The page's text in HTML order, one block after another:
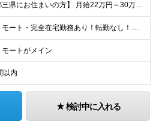
【一都三県にお住まいの方】 月給22万円～30万円+インセンティブ ※経験・能力を考慮して決定。経験がある場合は、スキルに応じた月給額でスタートします。 ※上記には固定残業代（10時間分／15,000
＼＼リモート・完全在宅勤務あり！転勤なし！／／ ★47都道府県の好きな地域で働けます◎ ★本社は渋谷駅徒歩5分の好立地です！ □リモート・フルリモートも選択可能です！ └将来的には「お気に入りのカフ
モートがメイン
以内
検討中に入れる